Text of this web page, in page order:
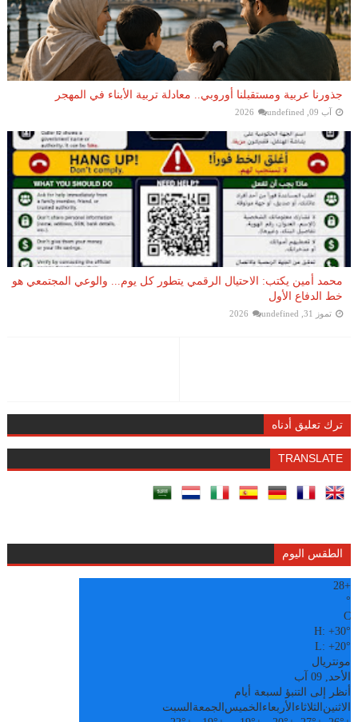
جذورنا عربية ومستقبلنا أوروبي.. معادلة تربية الأبناء في المهجر
آب 09, 2026 undefined
محمد أمين يكتب: الاحتيال الرقمي يتطور كل يوم... والوعي المجتمعي هو
خط الدفاع الأول
تموز 31, 2026 undefined
ترك تعليق أدناه
TRANSLATE
الطقس اليوم
+
28
°
C
H:+30°
L:+20°
مونتريال
الأحد, 09 آب
أنظر إلى التنبؤ لسبعة أيام
الاثنين الثلاثاء الأربعاء الخميس الجمعة السبت